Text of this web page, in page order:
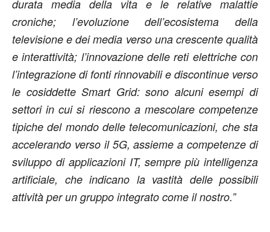
durata media della vita e le relative malattie
croniche; l’evoluzione dell’ecosistema della
televisione e dei media verso una crescente qualità
e interattività; l’innovazione delle reti elettriche con
l’integrazione di fonti rinnovabili e discontinue verso
le cosiddette Smart Grid: sono alcuni esempi di
settori in cui si riescono a mescolare competenze
tipiche del mondo delle telecomunicazioni, che sta
accelerando verso il 5G, assieme a competenze di
sviluppo di applicazioni IT, sempre più intelligenza
artificiale, che indicano la vastità delle possibili
attività per un gruppo integrato come il nostro.”